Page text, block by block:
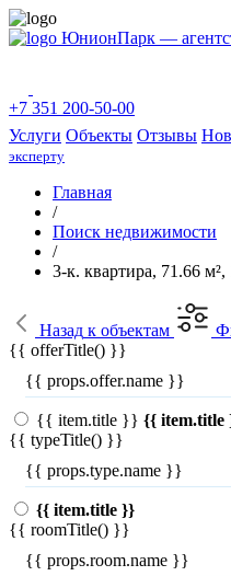
ЮнионПарк —
+7 351 200-50-00
Услуги Объекты Отзывы
эксперту
Главная
/
Поиск недвижимости
/
3-к. квартира, 71.66 м²,
Назад к объектам
{{ offerTitle() }}
{{ props.offer.name }}
{{ item.title }} {{ item.title
{{ typeTitle() }}
{{ props.type.name }}
{{ item.title }}
{{ roomTitle() }}
{{ props.room.name }}